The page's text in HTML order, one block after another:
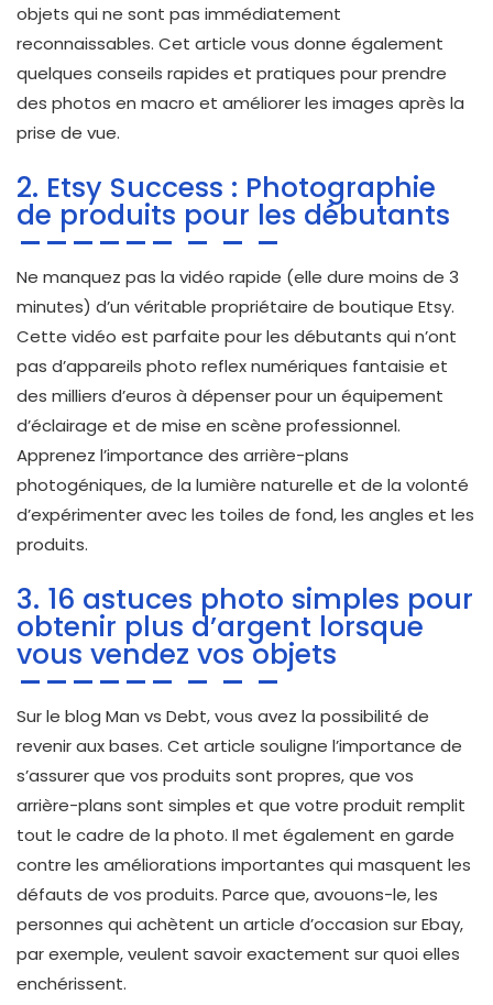
objets qui ne sont pas immédiatement
reconnaissables. Cet article vous donne également
quelques conseils rapides et pratiques pour prendre
des photos en macro et améliorer les images après la
prise de vue.
2. Etsy Success : Photographie
de produits pour les débutants
Ne manquez pas la vidéo rapide (elle dure moins de 3
minutes) d’un véritable propriétaire de boutique Etsy.
Cette vidéo est parfaite pour les débutants qui n’ont
pas d’appareils photo reflex numériques fantaisie et
des milliers d’euros à dépenser pour un équipement
d’éclairage et de mise en scène professionnel.
Apprenez l’importance des arrière-plans
photogéniques, de la lumière naturelle et de la volonté
d’expérimenter avec les toiles de fond, les angles et les
produits.
3. 16 astuces photo simples pour
obtenir plus d’argent lorsque
vous vendez vos objets
Sur le blog Man vs Debt, vous avez la possibilité de
revenir aux bases. Cet article souligne l’importance de
s’assurer que vos produits sont propres, que vos
arrière-plans sont simples et que votre produit remplit
tout le cadre de la photo. Il met également en garde
contre les améliorations importantes qui masquent les
défauts de vos produits. Parce que, avouons-le, les
personnes qui achètent un article d’occasion sur Ebay,
par exemple, veulent savoir exactement sur quoi elles
enchérissent.